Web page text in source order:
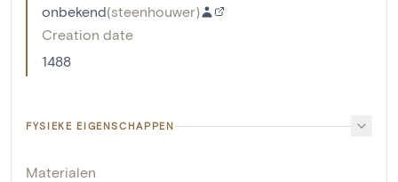
onbekend(steenhouwer)
Creation date
1488
FYSIEKE EIGENSCHAPPEN
Materialen